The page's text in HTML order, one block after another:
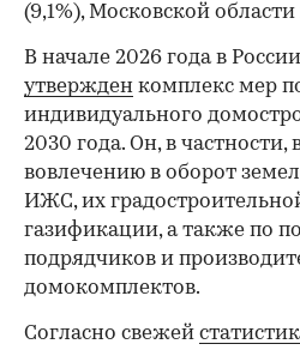
(9,1%), Московской
В начале 2026 года в
утвержден комплекс мер
индивидуального
2030 года. Он, в
вовлечению в оборот
ИЖС, их
газификации, а также по
подрядчиков и
домокомплектов.
Согласно свежей